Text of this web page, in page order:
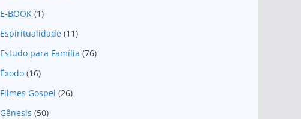
E-BOOK (1)
Espiritualidade (11)
Estudo para Família (76)
Êxodo (16)
Filmes Gospel (26)
Gênesis (50)